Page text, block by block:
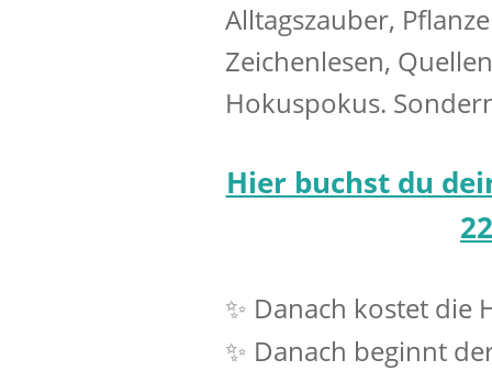
Alltagszauber,
Zeichenlesen,
Hokuspokus.
Hier buchst du
✨ Danach kostet die
✨ Danach beginnt